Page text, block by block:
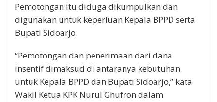
Pemotongan itu diduga dikumpulkan dan
digunakan untuk keperluan Kepala BPPD serta
Bupati Sidoarjo.
“Pemotongan dan penerimaan dari dana
insentif dimaksud di antaranya kebutuhan
untuk Kepala BPPD dan Bupati Sidoarjo,” kata
Wakil Ketua KPK Nurul Ghufron dalam